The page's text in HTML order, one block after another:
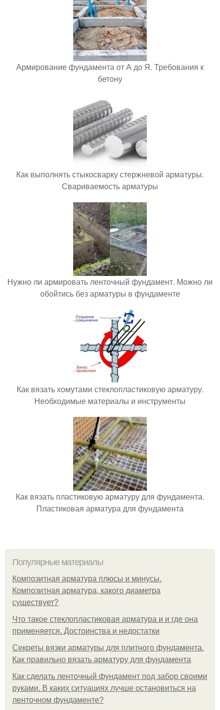
Армирование фундамента от А до Я. Требования к
бетону
Как выполнять стыкосварку стержневой арматуры.
Свариваемость арматуры
Нужно ли армировать ленточный фундамент. Можно ли
обойтись без арматуры в фундаменте
Как вязать хомутами стеклопластиковую арматуру.
Необходимые материалы и инструменты
Как вязать пластиковую арматуру для фундамента.
Пластиковая арматура для фундамента
Популярные материалы
Композитная арматура плюсы и минусы.
Композитная арматура, какого диаметра
существует?
Что такое стеклопластиковая арматура и и где она
применяется. Достоинства и недостатки
Секреты вязки арматуры для плитного фундамента.
Как правильно вязать арматуру для фундамента
Как сделать ленточный фундамент под забор своими
руками. В каких ситуациях лучше остановиться на
ленточном фундаменте?